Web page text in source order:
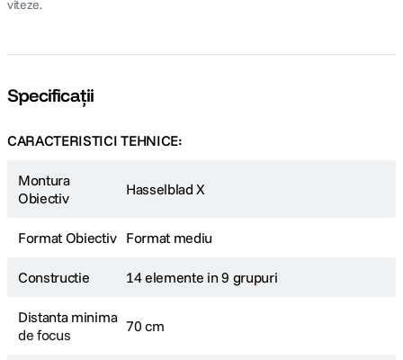
viteze.
Specificații
CARACTERISTICI TEHNICE:
Montura
Obiectiv
Hasselblad X
Format Obiectiv Format mediu
Constructie 14 elemente in 9 grupuri
Distanta minima
de focus
70 cm